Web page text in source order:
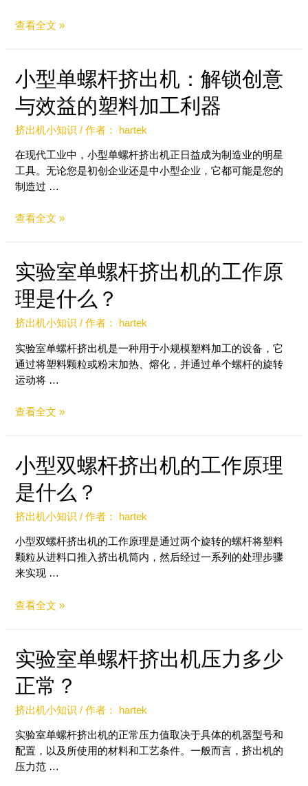
查看全文 »
小型单螺杆挤出机：解锁创意
与效益的塑料加工利器
挤出机小知识 / 作者： hartek
在现代工业中，小型单螺杆挤出机正日益成为制造业的明星
工具。无论您是初创企业还是中小型企业，它都可能是您的
制造过 …
查看全文 »
实验室单螺杆挤出机的工作原
理是什么？
挤出机小知识 / 作者： hartek
实验室单螺杆挤出机是一种用于小规模塑料加工的设备，它
通过将塑料颗粒或粉末加热、熔化，并通过单个螺杆的旋转
运动将 …
查看全文 »
小型双螺杆挤出机的工作原理
是什么？
挤出机小知识 / 作者： hartek
小型双螺杆挤出机的工作原理是通过两个旋转的螺杆将塑料
颗粒从进料口推入挤出机筒内，然后经过一系列的处理步骤
来实现 …
查看全文 »
实验室单螺杆挤出机压力多少
正常？
挤出机小知识 / 作者： hartek
实验室单螺杆挤出机的正常压力值取决于具体的机器型号和
配置，以及所使用的材料和工艺条件。一般而言，挤出机的
压力范 …